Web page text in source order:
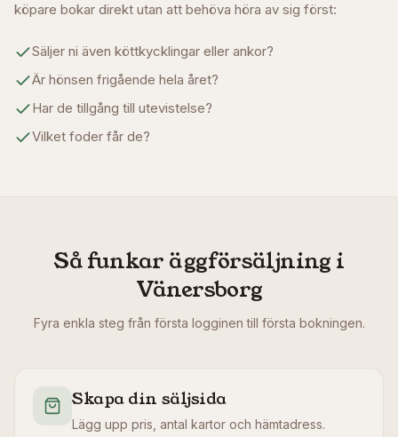
köpare bokar direkt utan att behöva höra av sig först:
Säljer ni även köttkycklingar eller ankor?
Är hönsen frigående hela året?
Har de tillgång till utevistelse?
Vilket foder får de?
Så funkar äggförsäljning i
Vänersborg
Fyra enkla steg från första logginen till första bokningen.
Skapa din säljsida
Lägg upp pris, antal kartor och hämtadress.